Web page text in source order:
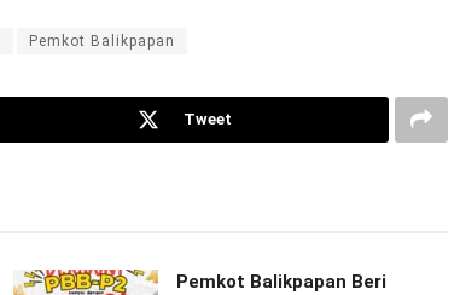
Pemkot Balikpapan
Tweet
Pemkot Balikpapan Beri